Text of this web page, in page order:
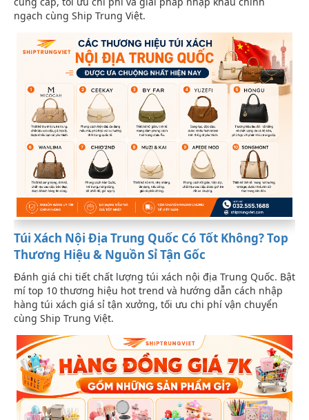
ngạch cùng Ship Trung Việt.
Túi Xách Nội Địa Trung Quốc Có Tốt Không? Top
Thương Hiệu & Nguồn Sỉ Tận Gốc
Đánh giá chi tiết chất lượng túi xách nội địa Trung Quốc. Bật
mí top 10 thương hiệu hot trend và hướng dẫn cách nhập
hàng túi xách giá sỉ tận xưởng, tối ưu chi phí vận chuyển
cùng Ship Trung Việt.